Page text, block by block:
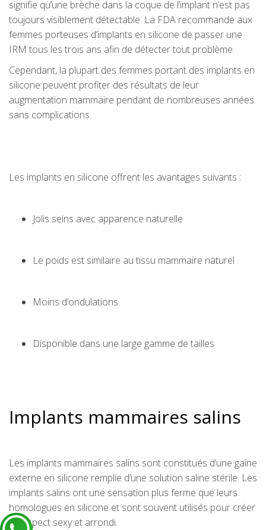
signifie qu’une brèche dans la coque de l’implant n’est pas
toujours visiblement détectable. La FDA recommande aux
femmes porteuses d’implants en silicone de passer une
IRM tous les trois ans afin de détecter tout problème.
Cependant, la plupart des femmes portant des implants en
silicone peuvent profiter des résultats de leur
augmentation mammaire pendant de nombreuses années
sans complications.
Les implants en silicone offrent les avantages suivants :
Jolis seins avec apparence naturelle
Le poids est similaire au tissu mammaire naturel
Moins d’ondulations
Disponible dans une large gamme de tailles
Implants mammaires salins
Les implants mammaires salins sont constitués d’une gaine
externe en silicone remplie d’une solution saline stérile. Les
implants salins ont une sensation plus ferme que leurs
homologues en silicone et sont souvent utilisés pour créer
un aspect sexy et arrondi.